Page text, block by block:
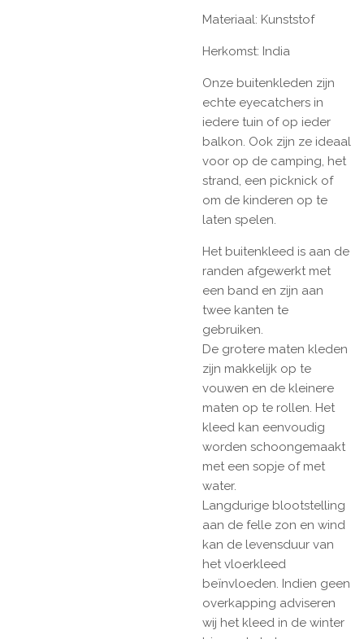
Materiaal: Kunststof
Herkomst: India
Onze buitenkleden zijn
echte eyecatchers in
iedere tuin of op ieder
balkon. Ook zijn ze ideaal
voor op de camping, het
strand, een picknick of
om de kinderen op te
laten spelen.
Het buitenkleed is aan de
randen afgewerkt met
een band en zijn aan
twee kanten te
gebruiken.
De grotere maten kleden
zijn makkelijk op te
vouwen en de kleinere
maten op te rollen. Het
kleed kan eenvoudig
worden schoongemaakt
met een sopje of met
water.
Langdurige blootstelling
aan de felle zon en wind
kan de levensduur van
het vloerkleed
beïnvloeden. Indien geen
overkapping adviseren
wij het kleed in de winter